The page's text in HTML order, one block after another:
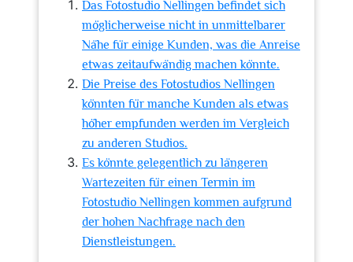
Das Fotostudio Nellingen befindet sich
möglicherweise nicht in unmittelbarer
Nähe für einige Kunden, was die Anreise
etwas zeitaufwändig machen könnte.
Die Preise des Fotostudios Nellingen
könnten für manche Kunden als etwas
höher empfunden werden im Vergleich
zu anderen Studios.
Es könnte gelegentlich zu längeren
Wartezeiten für einen Termin im
Fotostudio Nellingen kommen aufgrund
der hohen Nachfrage nach den
Dienstleistungen.